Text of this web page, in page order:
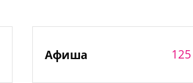
Афиша 125